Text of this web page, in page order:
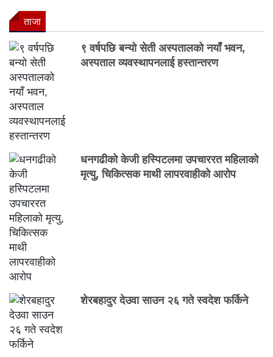
ताजा
९ वर्षपछि बन्यो सेती अस्पतालको नयाँ भवन,
अस्पताल व्यवस्थापनलाई हस्तान्तरण
धनगढीको केजी हस्पिटलमा उपचाररत महिलाको
मृत्यु, चिकित्सक माथी लापरवाहीको आरोप
शेरबहादुर देउवा साउन २६ गते स्वदेश फर्किने